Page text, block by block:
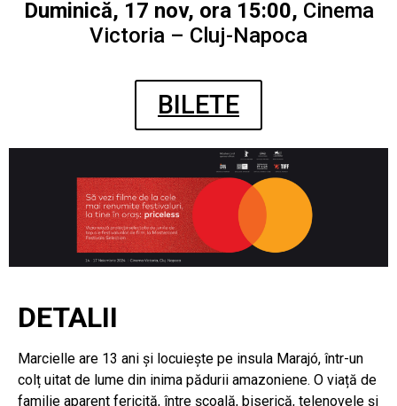
Duminică, 17 nov, ora 15:00, Cinema
Victoria – Cluj-Napoca
BILETE
DETALII
Marcielle are 13 ani și locuiește pe insula Marajó, într-un
colț uitat de lume din inima pădurii amazoniene. O viață de
familie aparent fericită, între școală, biserică, telenovele și